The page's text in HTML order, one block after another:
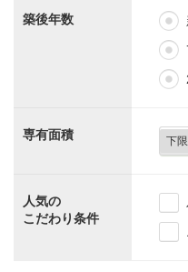
築後年数
専有面積
人気の
こだわり条件